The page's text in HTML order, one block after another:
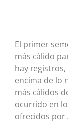
El primer
más cálido
hay
encima de lo
más cálidos
ocurrido en
ofrecidos por